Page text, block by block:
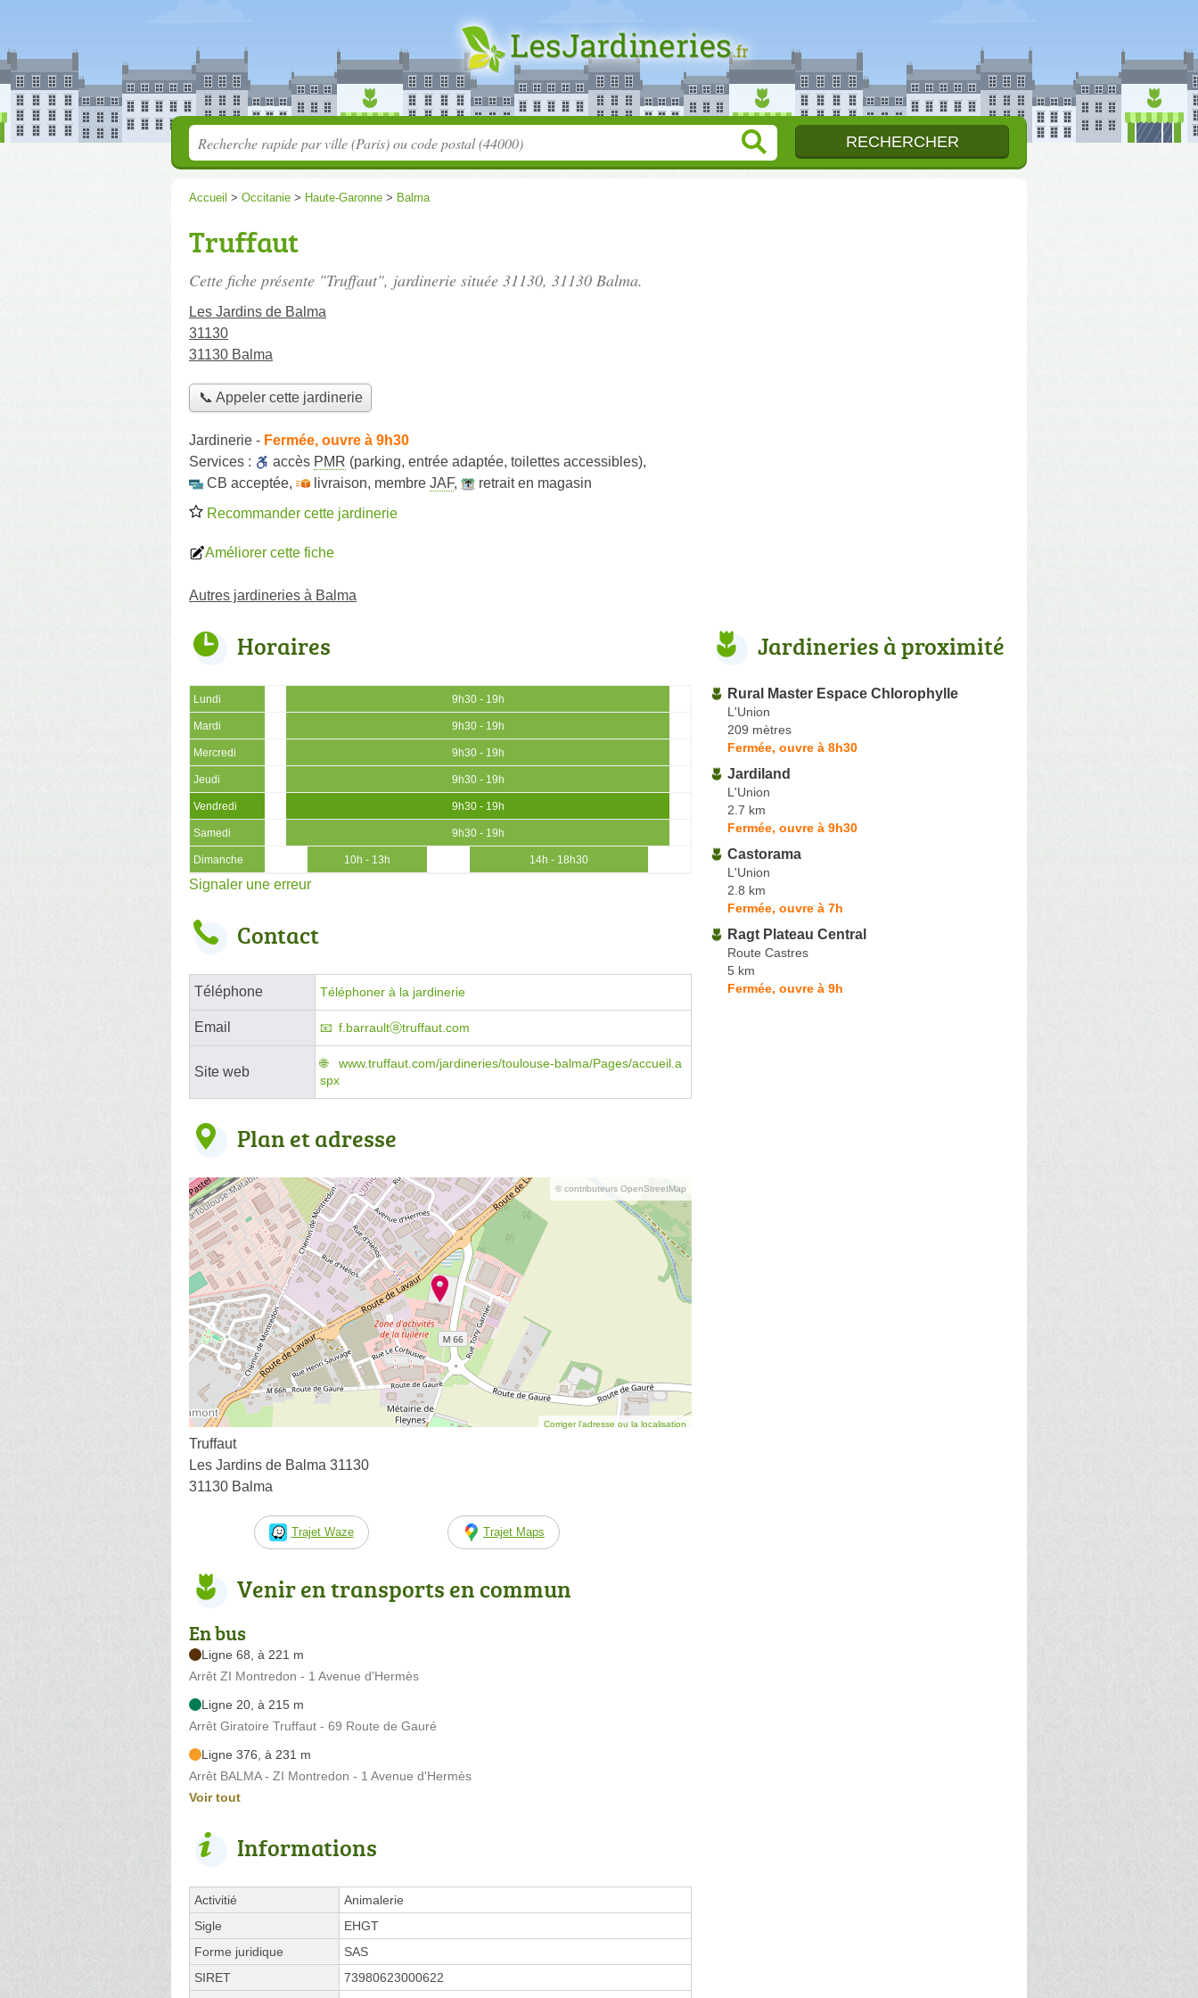
Accueil > Occitanie > Haute-Garonne > Balma
Truffaut
Cette fiche présente "Truffaut", jardinerie située 31130, 31130 Balma.
Les Jardins de Balma
31130
31130 Balma
📞 Appeler cette jardinerie
Jardinerie - Fermée, ouvre à 9h30
Services :
accès PMR (parking, entrée adaptée, toilettes accessibles),
CB acceptée, livraison, membre JAF,
retrait en magasin
Recommander cette jardinerie
Améliorer cette fiche
Autres jardineries à Balma
Horaires
Lundi 9h30 - 19h
Mardi 9h30 - 19h
Mercredi 9h30 - 19h
Jeudi 9h30 - 19h
Vendredi 9h30 - 19h
Samedi 9h30 - 19h
Dimanche 10h - 13h 14h - 18h30
Signaler une erreur
Contact
Téléphone Téléphoner à la jardinerie
Email f.barraultⓐtruffaut.com
Site web
www.truffaut.com/jardineries/toulouse-balma/Pages/accueil.a
spx
Plan et adresse
© contributeurs OpenStreetMap
Corriger l’adresse ou la localisation
Truffaut
Les Jardins de Balma 31130
31130 Balma
Trajet Waze Trajet Maps
Venir en transports en commun
En bus
Ligne 68, à 221 m
Arrêt ZI Montredon - 1 Avenue d'Hermès
Ligne 20, à 215 m
Arrêt Giratoire Truffaut - 69 Route de Gauré
Ligne 376, à 231 m
Arrêt BALMA - ZI Montredon - 1 Avenue d'Hermès
Voir tout
Informations
Activitié
Animalerie
Sigle
EHGT
Forme juridique
SAS
SIRET
73980623000622
Jardineries à proximité
Rural Master Espace Chlorophylle
L'Union
209 mètres
Fermée, ouvre à 8h30
Jardiland
L'Union
2.7 km
Fermée, ouvre à 9h30
Castorama
L'Union
2.8 km
Fermée, ouvre à 7h
Ragt Plateau Central
Route Castres
5 km
Fermée, ouvre à 9h